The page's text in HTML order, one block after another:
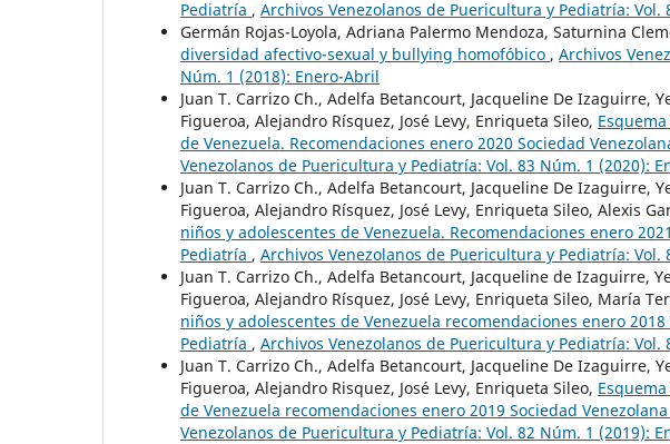
Pediatría , Archivos Venezolanos de Puericultura y Pediatría: Vol.
Germán Rojas-Loyola, Adriana Palermo Mendoza, Saturnina
diversidad afectivo-sexual y bullying homofóbico , Archivos
Núm. 1 (2018): Enero-Abril
Juan T. Carrizo Ch., Adelfa Betancourt, Jacqueline De Izaguirre,
Figueroa, Alejandro Rísquez, José Levy, Enriqueta Sileo,
de Venezuela. Recomendaciones enero 2020 Sociedad
Venezolanos de Puericultura y Pediatría: Vol. 83 Núm. 1 (2020):
Juan T. Carrizo Ch., Adelfa Betancourt, Jacqueline De Izaguirre,
Figueroa, Alejandro Rísquez, José Levy, Enriqueta Sileo, Alexis
niños y adolescentes de Venezuela. Recomendaciones enero
Pediatría , Archivos Venezolanos de Puericultura y Pediatría: Vol.
Juan T. Carrizo Ch., Adelfa Betancourt, Jacqueline de Izaguirre,
Figueroa, Alejandro Rísquez, José Levy, Enriqueta Sileo, María
niños y adolescentes de Venezuela recomendaciones enero
Pediatría , Archivos Venezolanos de Puericultura y Pediatría: Vol.
Juan T. Carrizo Ch., Adelfa Betancourt, Jacqueline De Izaguirre,
Figueroa, Alejandro Risquez, José Levy, Enriqueta Sileo,
de Venezuela recomendaciones enero 2019 Sociedad
Venezolanos de Puericultura y Pediatría: Vol. 82 Núm. 1 (2019):